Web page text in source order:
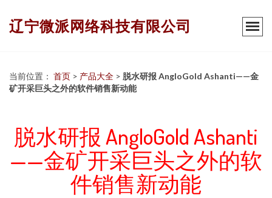
辽宁微派网络科技有限公司
当前位置： 首页 > 产品大全 > 脱水研报 AngloGold Ashanti——金
矿开采巨头之外的软件销售新动能
脱水研报 AngloGold Ashanti
——金矿开采巨头之外的软
件销售新动能